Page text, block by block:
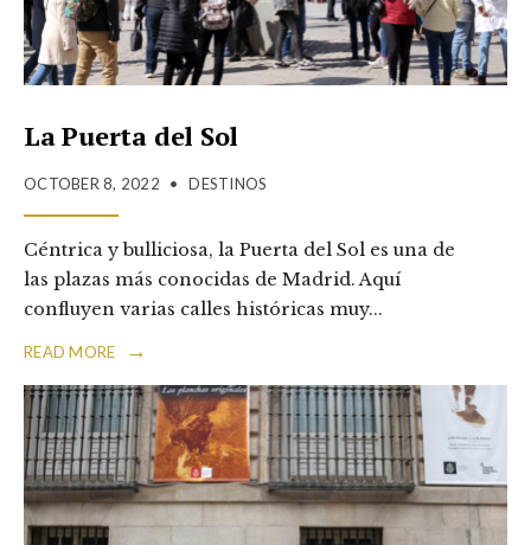
La Puerta del Sol
OCTOBER 8, 2022 • DESTINOS
Céntrica y bulliciosa, la Puerta del Sol es una de
las plazas más conocidas de Madrid. Aquí
confluyen varias calles históricas muy...
READ MORE →